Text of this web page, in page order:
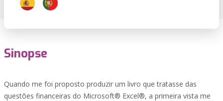
Sinopse
Quando me foi proposto produzir um livro que tratasse das
questões financeiras do Microsoft® Excel®, a primeira vista me